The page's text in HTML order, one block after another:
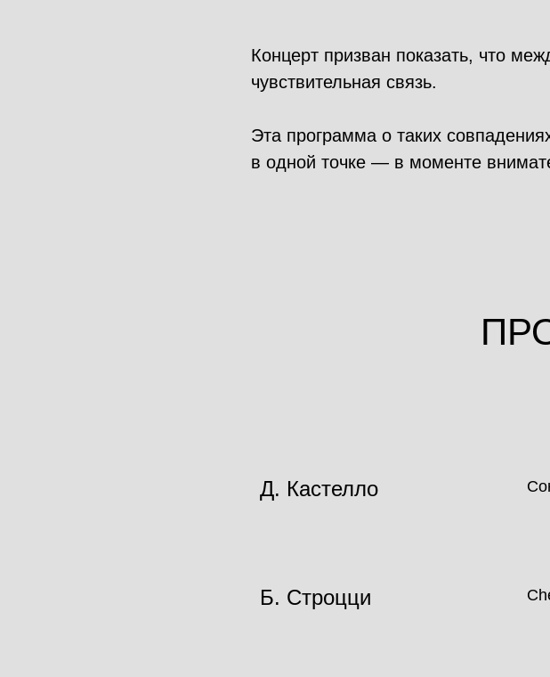
Концерт призван показать, что
чувствительная связь.
Эта программа о таких
в одной точке — в моменте
Д. Кастелло
Б. Строцци